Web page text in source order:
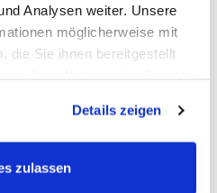
Analysen weiter. Unsere
möglicherweise mit
die Sie ihnen bereitgestellt
Details zeigen
zulassen